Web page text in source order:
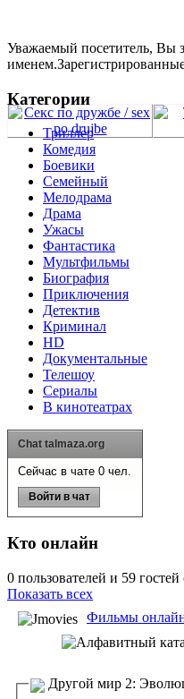
Уважаемый посетитель, Вы
Категории
Триллер
Комедия
Боевики
Семейный
Мелодрама
Драма
Ужасы
Фантастика
Мультфильмы
Биография
Приключения
Детектив
Криминал
HD
Документальные
Телешоу
Сериалы
В кинотеатрах
Chat talmaza.org
Сейчас в чате 0 чел.
Войти в чат
Кто онлайн
0 пользователей и 59
Показать всех
Фильмы
Другой мир 2: